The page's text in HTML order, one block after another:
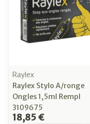
Raylex
Raylex Stylo A/ronge
Ongles 1,5ml Rempl
3109675
18,85 €